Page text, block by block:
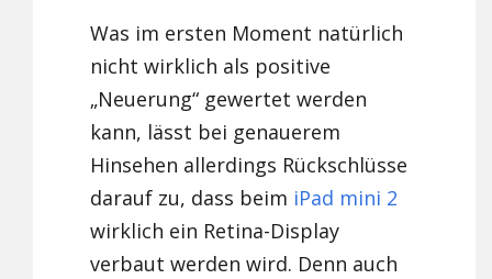
Was im ersten Moment natürlich
nicht wirklich als positive
„Neuerung“ gewertet werden
kann, lässt bei genauerem
Hinsehen allerdings Rückschlüsse
darauf zu, dass beim iPad mini 2
wirklich ein Retina-Display
verbaut werden wird. Denn auch